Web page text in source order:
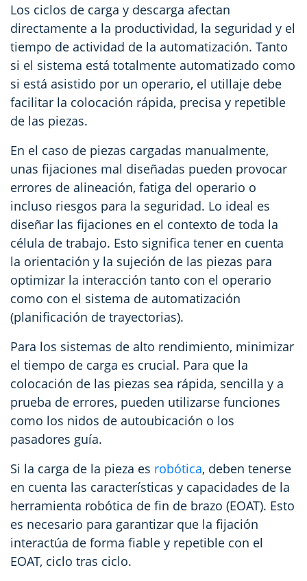
Los ciclos de carga y descarga afectan
directamente a la productividad, la seguridad y el
tiempo de actividad de la automatización. Tanto
si el sistema está totalmente automatizado como
si está asistido por un operario, el utillaje debe
facilitar la colocación rápida, precisa y repetible
de las piezas.
En el caso de piezas cargadas manualmente,
unas fijaciones mal diseñadas pueden provocar
errores de alineación, fatiga del operario o
incluso riesgos para la seguridad. Lo ideal es
diseñar las fijaciones en el contexto de toda la
célula de trabajo. Esto significa tener en cuenta
la orientación y la sujeción de las piezas para
optimizar la interacción tanto con el operario
como con el sistema de automatización
(planificación de trayectorias).
Para los sistemas de alto rendimiento, minimizar
el tiempo de carga es crucial. Para que la
colocación de las piezas sea rápida, sencilla y a
prueba de errores, pueden utilizarse funciones
como los nidos de autoubicación o los
pasadores guía.
Si la carga de la pieza es robótica, deben tenerse
en cuenta las características y capacidades de la
herramienta robótica de fin de brazo (EOAT). Esto
es necesario para garantizar que la fijación
interactúa de forma fiable y repetible con el
EOAT, ciclo tras ciclo.